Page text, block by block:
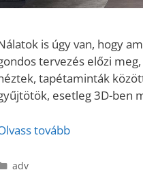
is úgy van, hogy
tervezés előzi
tapétaminták
esetleg 3D-ben
tovább
Kategória
adv